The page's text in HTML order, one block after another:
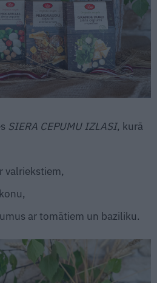
SIERA CEPUMU IZLASI, kurā
valriekstiem,
ar tomātiem un baziliku.